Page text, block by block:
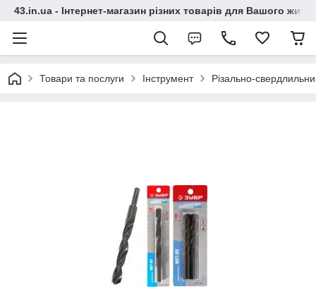
43.in.ua - Інтернет-магазин різних товарів для Вашого
Товари та послуги Інструмент Різально-